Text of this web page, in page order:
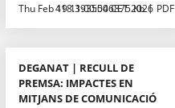
Thu Feb 19 11:00:00 CET 2026
418.3935546875 Kb PDF
DEGANAT | RECULL DE
PREMSA: IMPACTES EN
MITJANS DE COMUNICACIÓ